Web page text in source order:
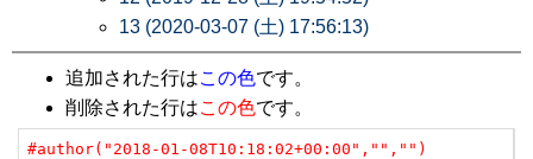
13 (2020-03-07 (土) 17:56:13)
追加された行はこの色です。
削除された行はこの色です。
#author("2018-01-08T10:18:02+00:00","","")